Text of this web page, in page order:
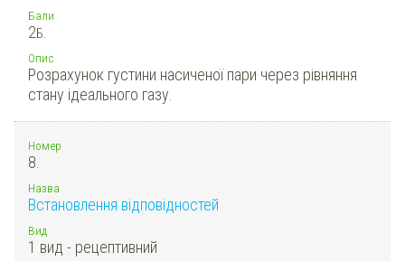
Бали
2Б.
Опис
Розрахунок густини насиченої пари через рівняння
стану ідеального газу.
Номер
8.
Назва
Встановлення відповідностей
Вид
1 вид - рецептивний